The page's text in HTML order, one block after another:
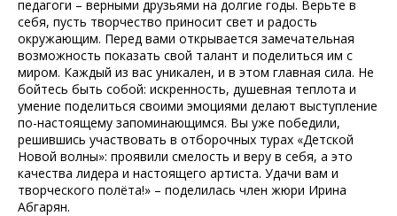
педагоги – верными друзьями на долгие годы. Верьте в
себя, пусть творчество приносит свет и радость
окружающим. Перед вами открывается замечательная
возможность показать свой талант и поделиться им с
миром. Каждый из вас уникален, и в этом главная сила. Не
бойтесь быть собой: искренность, душевная теплота и
умение поделиться своими эмоциями делают выступление
по-настоящему запоминающимся. Вы уже победили,
решившись участвовать в отборочных турах «Детской
Новой волны»: проявили смелость и веру в себя, а это
качества лидера и настоящего артиста. Удачи вам и
творческого полёта!» – поделилась член жюри Ирина
Абгарян.